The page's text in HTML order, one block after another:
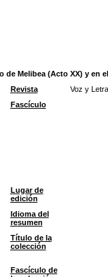
de Melibea (Acto XX) y en
Revista
Voz y Letra
Fascículo
Lugar de
edición
Idioma del
resumen
Título de la
colección
Fascículo de